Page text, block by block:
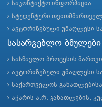
საკონტაქტო ინფორმაცია
სტუდენტური
ავტორიზებული უმაღლესი
სასარგებლო ბმულები
სასწავლო პროცესის
ავტორიზებული უმაღლესი
საქართველოს განათლებისა
აჭარის ა.რ. განათლების,